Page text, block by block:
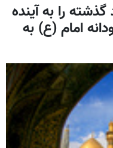
را به آینده
امام (ع) به